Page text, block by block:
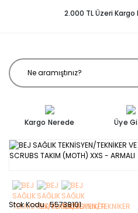
2.000 TL Üzeri
Kargo Nerede Üye
Stok Kodu 55738101